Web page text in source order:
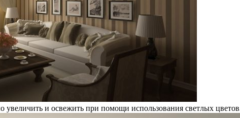
и освежить при помощи использования светлых